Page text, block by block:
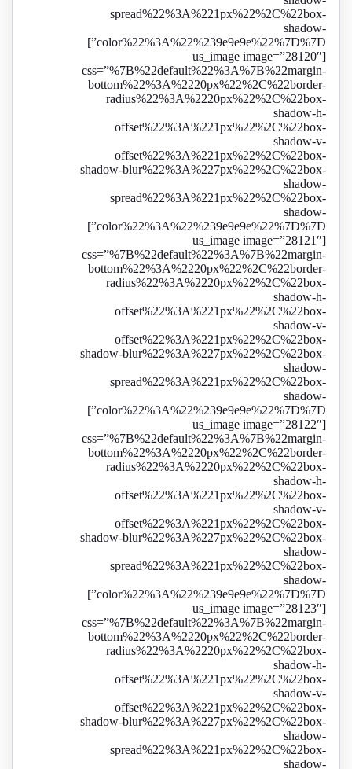
spread%22%3A%221px%22%2C%22box-
shadow-
color%22%3A%22%239e9e9e%22%7D%7D”]
[us_image image=”28120″
css=”%7B%22default%22%3A%7B%22margin-
bottom%22%3A%2220px%22%2C%22border-
radius%22%3A%2220px%22%2C%22box-
shadow-h-
offset%22%3A%221px%22%2C%22box-
shadow-v-
offset%22%3A%221px%22%2C%22box-
shadow-blur%22%3A%227px%22%2C%22box-
shadow-
spread%22%3A%221px%22%2C%22box-
shadow-
color%22%3A%22%239e9e9e%22%7D%7D”]
[us_image image=”28121″
css=”%7B%22default%22%3A%7B%22margin-
bottom%22%3A%2220px%22%2C%22border-
radius%22%3A%2220px%22%2C%22box-
shadow-h-
offset%22%3A%221px%22%2C%22box-
shadow-v-
offset%22%3A%221px%22%2C%22box-
shadow-blur%22%3A%227px%22%2C%22box-
shadow-
spread%22%3A%221px%22%2C%22box-
shadow-
color%22%3A%22%239e9e9e%22%7D%7D”]
[us_image image=”28122″
css=”%7B%22default%22%3A%7B%22margin-
bottom%22%3A%2220px%22%2C%22border-
radius%22%3A%2220px%22%2C%22box-
shadow-h-
offset%22%3A%221px%22%2C%22box-
shadow-v-
offset%22%3A%221px%22%2C%22box-
shadow-blur%22%3A%227px%22%2C%22box-
shadow-
spread%22%3A%221px%22%2C%22box-
shadow-
color%22%3A%22%239e9e9e%22%7D%7D”]
[us_image image=”28123″
css=”%7B%22default%22%3A%7B%22margin-
bottom%22%3A%2220px%22%2C%22border-
radius%22%3A%2220px%22%2C%22box-
shadow-h-
offset%22%3A%221px%22%2C%22box-
shadow-v-
offset%22%3A%221px%22%2C%22box-
shadow-blur%22%3A%227px%22%2C%22box-
shadow-
spread%22%3A%221px%22%2C%22box-
shadow-